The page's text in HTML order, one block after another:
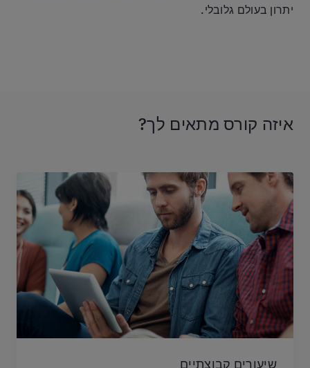
יתרון בעולם גלובלי.
איזה קורס מתאים לך?
שיעורים קבוצתיים